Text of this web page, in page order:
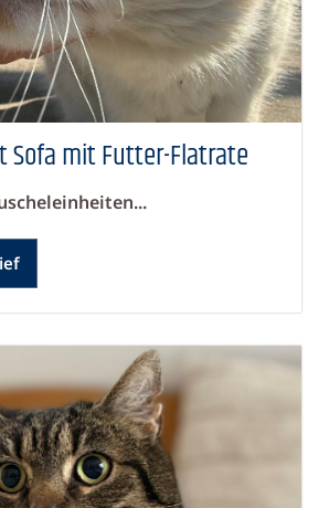
Sofa mit Futter-Flatrate